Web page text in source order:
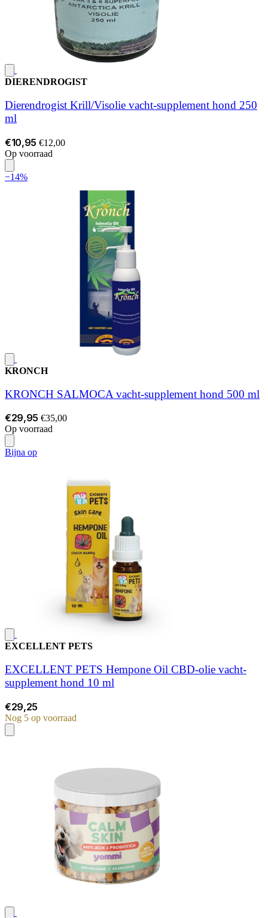
DIERENDROGIST
Dierendrogist Krill/Visolie vacht-supplement hond 250
ml
€10,95 €12,00
Op voorraad
−14%
KRONCH
KRONCH SALMOCA vacht-supplement hond 500 ml
€29,95 €35,00
Op voorraad
Bijna op
EXCELLENT PETS
EXCELLENT PETS Hempone Oil CBD-olie vacht-
supplement hond 10 ml
€29,25
Nog 5 op voorraad